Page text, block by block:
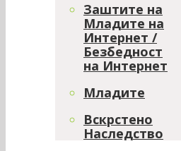
Заштите на
Младите на
Интернет /
Безбедност
на Интернет
Младите
Вскрстено
Наследство